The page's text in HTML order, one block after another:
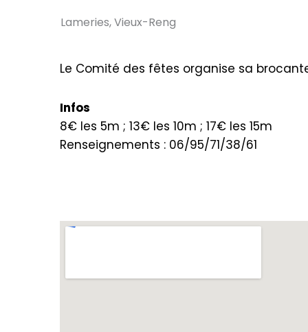
Lameries, Vieux-Reng
Le Comité des fêtes organise sa
Infos
8€ les 5m ; 13€ les 10m ; 17€ les 15m
Renseignements : 06/95/71/38/61